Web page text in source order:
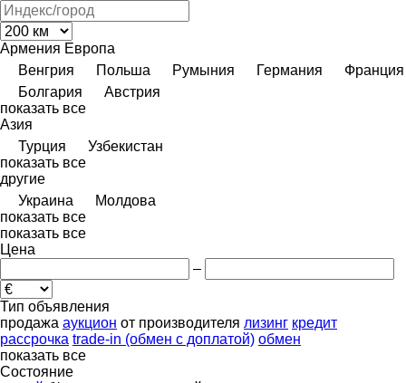
Армения Европа
Венгрия
Польша Румыния Германия
Франция
Болгария
Австрия
показать все
Азия
Турция
Узбекистан
показать все
другие
Украина
Молдова
показать все
показать все
Цена
–
Тип объявления
продажа аукцион от производителя лизинг кредит
рассрочка trade-in (обмен с доплатой) обмен
показать все
Состояние